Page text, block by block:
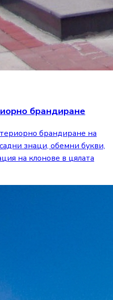
брандиране
брандиране на
знаци, обемни букви,
на клонове в цялата